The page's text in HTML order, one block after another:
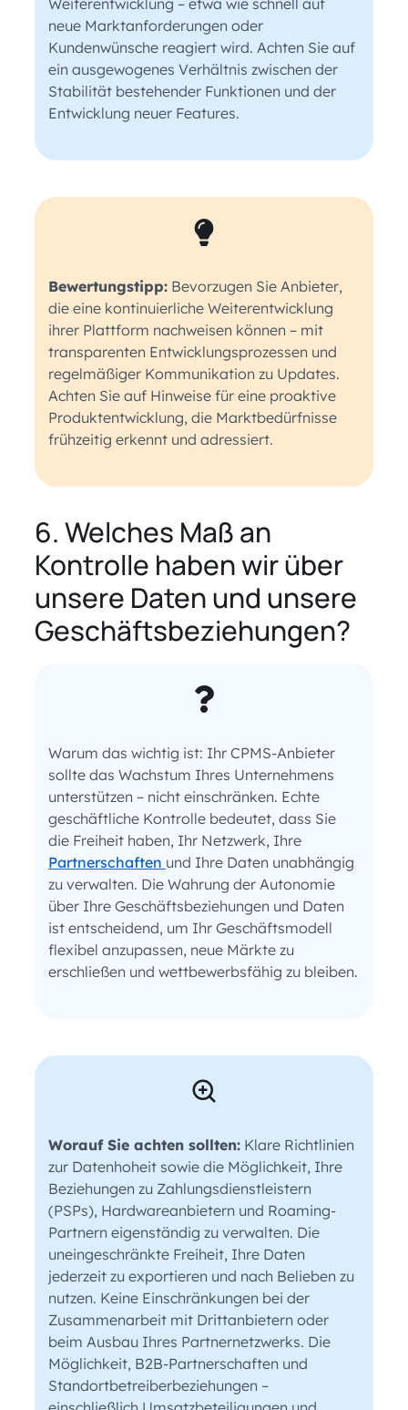
neue Marktanforderungen oder
Kundenwünsche reagiert wird. Achten Sie auf
ein ausgewogenes Verhältnis zwischen der
Stabilität bestehender Funktionen und der
Entwicklung neuer Features.
Bewertungstipp: Bevorzugen Sie Anbieter,
die eine kontinuierliche Weiterentwicklung
ihrer Plattform nachweisen können – mit
transparenten Entwicklungsprozessen und
regelmäßiger Kommunikation zu Updates.
Achten Sie auf Hinweise für eine proaktive
Produktentwicklung, die Marktbedürfnisse
frühzeitig erkennt und adressiert.
6. Welches Maß an
Kontrolle haben wir über
unsere Daten und unsere
Geschäftsbeziehungen?
Warum das wichtig ist: Ihr CPMS-Anbieter
sollte das Wachstum Ihres Unternehmens
unterstützen – nicht einschränken. Echte
geschäftliche Kontrolle bedeutet, dass Sie
die Freiheit haben, Ihr Netzwerk, Ihre
Partnerschaften und Ihre Daten unabhängig
zu verwalten. Die Wahrung der Autonomie
über Ihre Geschäftsbeziehungen und Daten
ist entscheidend, um Ihr Geschäftsmodell
flexibel anzupassen, neue Märkte zu
erschließen und wettbewerbsfähig zu bleiben.
Worauf Sie achten sollten: Klare Richtlinien
zur Datenhoheit sowie die Möglichkeit, Ihre
Beziehungen zu Zahlungsdienstleistern
(PSPs), Hardwareanbietern und Roaming-
Partnern eigenständig zu verwalten. Die
uneingeschränkte Freiheit, Ihre Daten
jederzeit zu exportieren und nach Belieben zu
nutzen. Keine Einschränkungen bei der
Zusammenarbeit mit Drittanbietern oder
beim Ausbau Ihres Partnernetzwerks. Die
Möglichkeit, B2B-Partnerschaften und
Standortbetreiberbeziehungen –